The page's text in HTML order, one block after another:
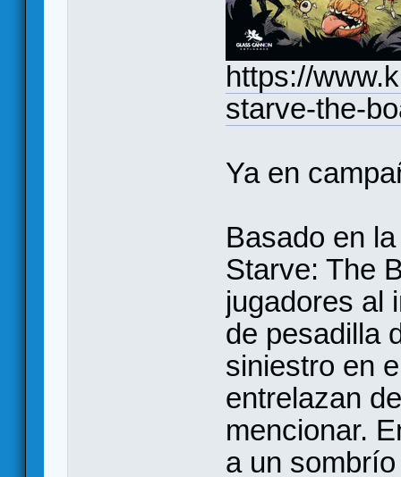
https://
starve-the-
Ya en
Basado en
Starve: The
jugadores al
de pesadilla
siniestro en
entrelazan
mencionar.
a un